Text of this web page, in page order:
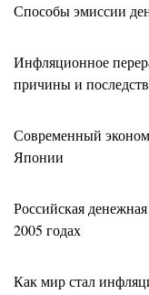
Способы эмиссии
Инфляционное
причины и
Современный
Японии
Российская
2005 годах
Как мир стал